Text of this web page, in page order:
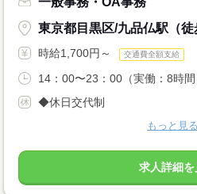
東京都目黒区/九品仏駅（徒
時給1,700円～ 交通費全額支給
14：00〜23：00（実働：8時間
◆休日交代制
もっと見る
求人詳細を